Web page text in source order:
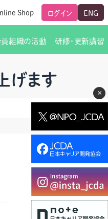
×
Shop ログイン ENG
バルな交流
ごろく金の糸
ガジン（ＣＤＡ友の会）
員組織の活動
らのお知らせ
・啓発交流会の活動報告
研修・更新講習
アップ研修
類ダウンロード（ピアトレ）
げます